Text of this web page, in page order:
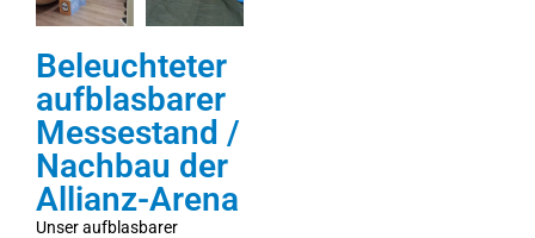
Beleuchteter
aufblasbarer
Messestand /
Nachbau der
Allianz-Arena
Unser aufblasbarer